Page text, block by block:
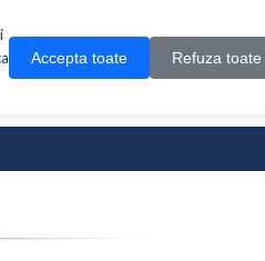
Accepta toate Refuza toate